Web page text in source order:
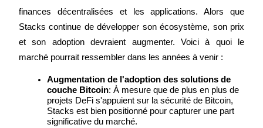
Stratégies de trading
Apprenez à rester rentable
finances décentralisées et les applications. Alors que
Stacks continue de développer son écosystème, son prix
et son adoption devraient augmenter. Voici à quoi le
marché pourrait ressembler dans les années à venir :
Augmentation de l'adoption des solutions de
couche Bitcoin: À mesure que de plus en plus de
projets DeFi s'appuient sur la sécurité de Bitcoin,
Stacks est bien positionné pour capturer une part
significative du marché.